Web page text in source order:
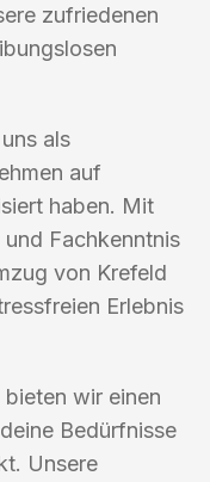
zufriedenen
als
auf
haben. Mit
Fachkenntnis
von Krefeld
Erlebnis
wir einen
Bedürfnisse
Unsere